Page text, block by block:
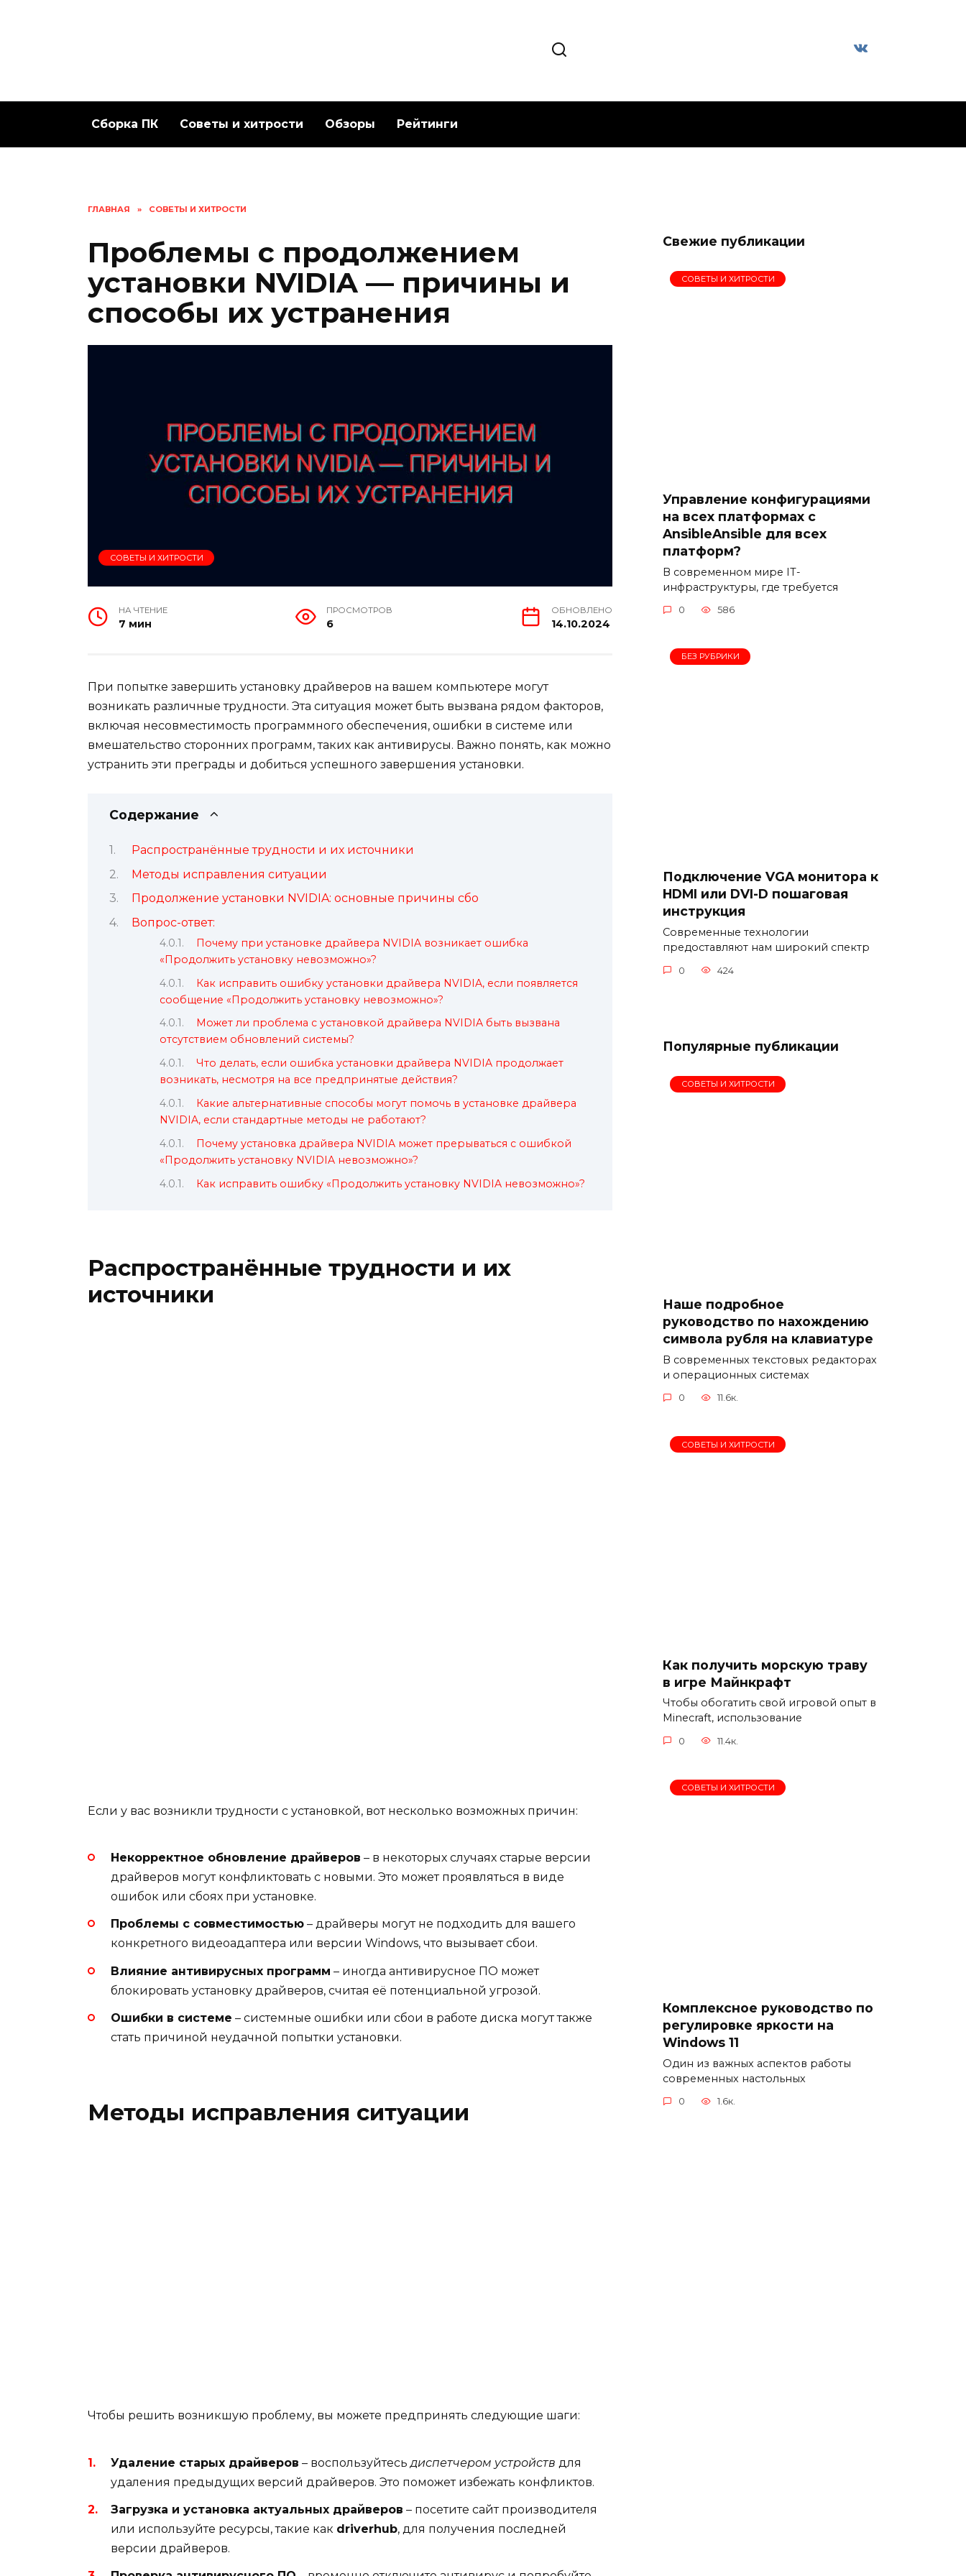
Сборка ПК Советы и хитрости Обзоры Рейтинги
ГЛАВНАЯ » СОВЕТЫ И ХИТРОСТИ
Проблемы с продолжением
установки NVIDIA — причины и
способы их устранения
СОВЕТЫ И ХИТРОСТИ
НА ЧТЕНИЕ
7 мин
ПРОСМОТРОВ
6
ОБНОВЛЕНО
14.10.2024
При попытке завершить установку драйверов на вашем компьютере могут
возникать различные трудности. Эта ситуация может быть вызвана рядом факторов,
включая несовместимость программного обеспечения, ошибки в системе или
вмешательство сторонних программ, таких как антивирусы. Важно понять, как можно
устранить эти преграды и добиться успешного завершения установки.
Содержание
Распространённые трудности и их источники
Методы исправления ситуации
Продолжение установки NVIDIA: основные причины сбо
Вопрос-ответ:
Почему при установке драйвера NVIDIA возникает ошибка
«Продолжить установку невозможно»?
Как исправить ошибку установки драйвера NVIDIA, если появляется
сообщение «Продолжить установку невозможно»?
Может ли проблема с установкой драйвера NVIDIA быть вызвана
отсутствием обновлений системы?
Что делать, если ошибка установки драйвера NVIDIA продолжает
возникать, несмотря на все предпринятые действия?
Какие альтернативные способы могут помочь в установке драйвера
NVIDIA, если стандартные методы не работают?
Почему установка драйвера NVIDIA может прерываться с ошибкой
«Продолжить установку NVIDIA невозможно»?
Как исправить ошибку «Продолжить установку NVIDIA невозможно»?
Распространённые трудности и их
источники
Если у вас возникли трудности с установкой, вот несколько возможных причин:
Некорректное обновление драйверов – в некоторых случаях старые версии
драйверов могут конфликтовать с новыми. Это может проявляться в виде
ошибок или сбоях при установке.
Проблемы с совместимостью – драйверы могут не подходить для вашего
конкретного видеоадаптера или версии Windows, что вызывает сбои.
Влияние антивирусных программ – иногда антивирусное ПО может
блокировать установку драйверов, считая её потенциальной угрозой.
Ошибки в системе – системные ошибки или сбои в работе диска могут также
стать причиной неудачной попытки установки.
Методы исправления ситуации
Чтобы решить возникшую проблему, вы можете предпринять следующие шаги:
Удаление старых драйверов – воспользуйтесь диспетчером устройств для
удаления предыдущих версий драйверов. Это поможет избежать конфликтов.
Загрузка и установка актуальных драйверов – посетите сайт производителя
или используйте ресурсы, такие как driverhub, для получения последней
версии драйверов.
Свежие публикации
СОВЕТЫ И ХИТРОСТИ
Управление конфигурациями
на всех платформах с
AnsibleAnsible для всех
платформ?
В современном мире IT-
инфраструктуры, где требуется
0 586
БЕЗ РУБРИКИ
Подключение VGA монитора к
HDMI или DVI-D пошаговая
инструкция
Современные технологии
предоставляют нам широкий спектр
0 424
Популярные публикации
СОВЕТЫ И ХИТРОСТИ
Наше подробное
руководство по нахождению
символа рубля на клавиатуре
В современных текстовых редакторах
и операционных системах
0 11.6к.
СОВЕТЫ И ХИТРОСТИ
Как получить морскую траву
в игре Майнкрафт
Чтобы обогатить свой игровой опыт в
Minecraft, использование
0 11.4к.
СОВЕТЫ И ХИТРОСТИ
Комплексное руководство по
регулировке яркости на
Windows 11
Один из важных аспектов работы
современных настольных
0 1.6к.